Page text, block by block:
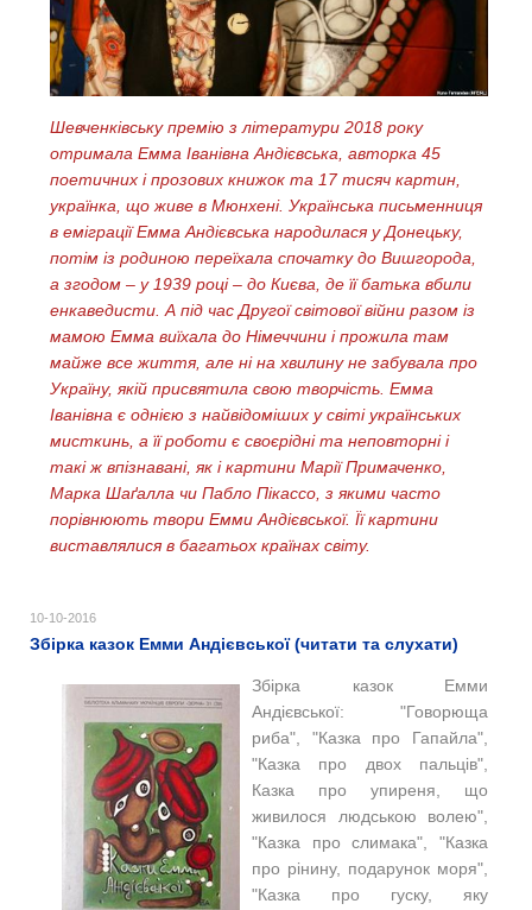
Шевченківську премію з літератури 2018 року
отримала Емма Іванівна Андієвська, авторка 45
поетичних і прозових книжок та 17 тисяч картин,
українка, що живе в Мюнхені. Українська письменниця
в еміграції Емма Андієвська народилася у Донецьку,
потім із родиною переїхала спочатку до Вишгорода,
а згодом – у 1939 році – до Києва, де її батька вбили
енкаведисти. А під час Другої світової війни разом із
мамою Емма виїхала до Німеччини і прожила там
майже все життя, але ні на хвилину не забувала про
Україну, якій присвятила свою творчість. Емма
Іванівна є однією з найвідоміших у світі українських
мисткинь, а її роботи є своєрідні та неповторні і
такі ж впізнавані, як і картини Марії Примаченко,
Марка Шаґалла чи Пабло Пікассо, з якими часто
порівнюють твори Емми Андієвської. Її картини
виставлялися в багатьох країнах світу.
10-10-2016
Збірка казок Емми Андієвської (читати та слухати)
Збірка казок Емми
Андієвської: "Говорюща
риба", "Казка про Гапайла",
"Казка про двох пальців",
Казка про упиреня, що
живилося людською волею",
"Казка про слимака", "Казка
про рінину, подарунок моря",
"Казка про гуску, яку